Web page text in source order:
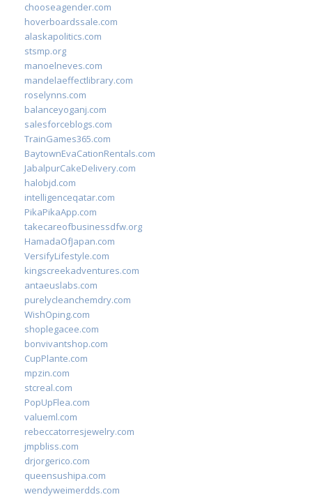
chooseagender.com
hoverboardssale.com
alaskapolitics.com
stsmp.org
manoelneves.com
mandelaeffectlibrary.com
roselynns.com
balanceyoganj.com
salesforceblogs.com
TrainGames365.com
BaytownEvaCationRentals.com
JabalpurCakeDelivery.com
halobjd.com
intelligenceqatar.com
PikaPikaApp.com
takecareofbusinessdfw.org
HamadaOfJapan.com
VersifyLifestyle.com
kingscreekadventures.com
antaeuslabs.com
purelycleanchemdry.com
WishOping.com
shoplegacee.com
bonvivantshop.com
CupPlante.com
mpzin.com
stcreal.com
PopUpFlea.com
valueml.com
rebeccatorresjewelry.com
jmpbliss.com
drjorgerico.com
queensushipa.com
wendyweimerdds.com